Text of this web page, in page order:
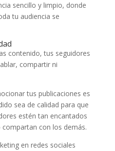
sencillo y limpio, donde
tu audiencia se
contenido, tus seguidores
compartir ni
tus publicaciones es
sea de calidad para que
estén tan encantados
con los demás.
en redes sociales